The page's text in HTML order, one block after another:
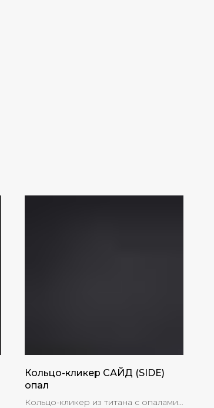
Кольцо-кликер САЙД (SIDE)
опал
Кольцо-кликер из титана с опалами,